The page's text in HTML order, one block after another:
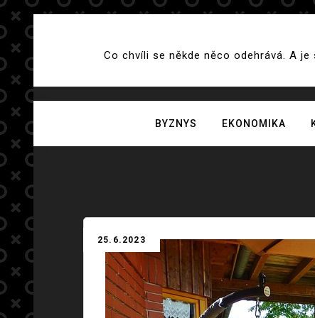
Skip
to
content
Co chvíli se někde něco odehrává. A
BYZNYS EKONOMIKA
25.6.2023